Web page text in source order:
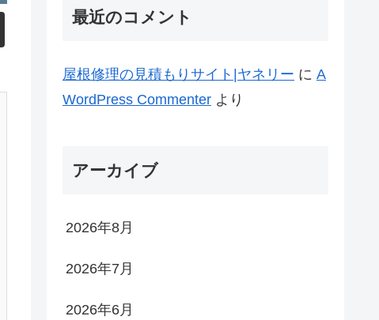
最近のコメント
屋根修理の見積もりサイト|ヤネリー に A
WordPress Commenter より
アーカイブ
2026年8月
2026年7月
2026年6月